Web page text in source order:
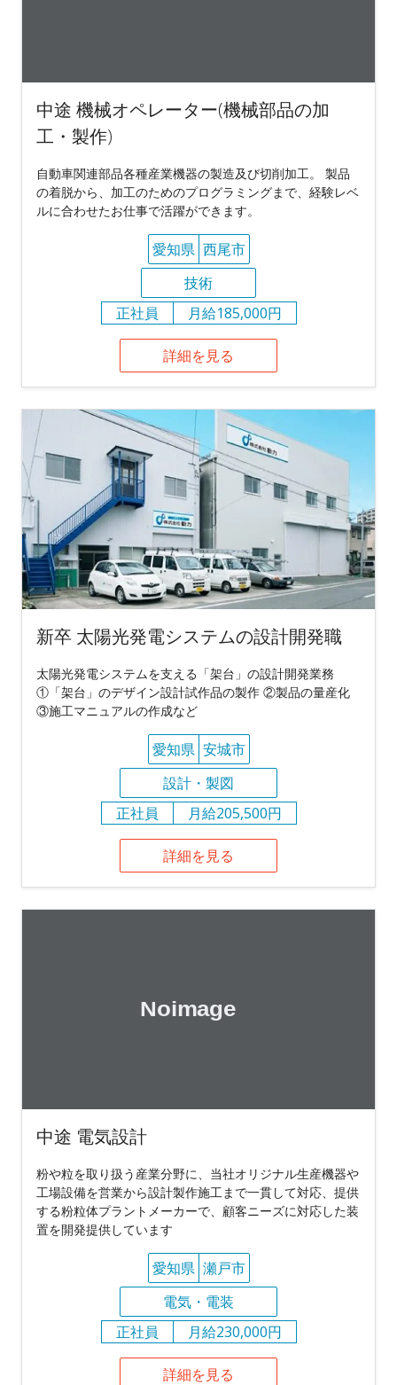
中途 機械オペレーター(機械部品の加
工・製作)
自動車関連部品各種産業機器の製造及び切削加工。 製品
の着脱から、加工のためのプログラミングまで、経験レベ
ルに合わせたお仕事で活躍ができます。
愛知県 西尾市
技術
正社員
月給185,000円
詳細を見る
新卒 太陽光発電システムの設計開発職
太陽光発電システムを支える「架台」の設計開発業務
①「架台」のデザイン設計試作品の製作 ②製品の量産化
③施工マニュアルの作成など
愛知県 安城市
設計・製図
正社員
月給205,500円
詳細を見る
中途 電気設計
粉や粒を取り扱う産業分野に、当社オリジナル生産機器や
工場設備を営業から設計製作施工まで一貫して対応、提供
する粉粒体プラントメーカーで、顧客ニーズに対応した装
置を開発提供しています
愛知県 瀬戸市
電気・電装
正社員
月給230,000円
詳細を見る